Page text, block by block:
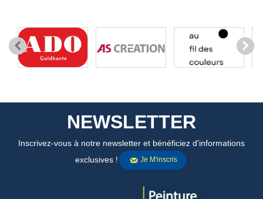
NEWSLETTER
Inscrivez-vous à notre newsletter et bénéficiez d'informations
exclusives !
Je M'inscris